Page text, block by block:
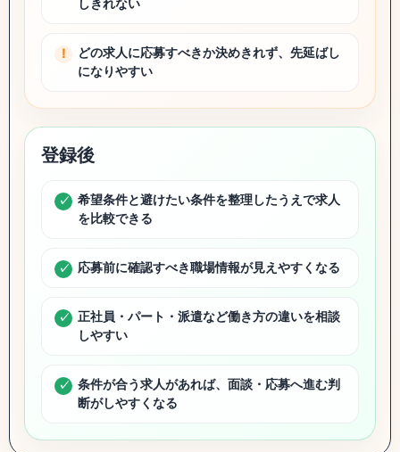
しきれない
どの求人に応募すべきか決めきれず、先延ばし
になりやすい
登録後
希望条件と避けたい条件を整理したうえで求人
を比較できる
応募前に確認すべき職場情報が見えやすくなる
正社員・パート・派遣など働き方の違いを相談
しやすい
条件が合う求人があれば、面談・応募へ進む判
断がしやすくなる